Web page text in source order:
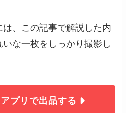
は、この記事で解説した内
な一枚をしっかり撮影し
プリで出品する